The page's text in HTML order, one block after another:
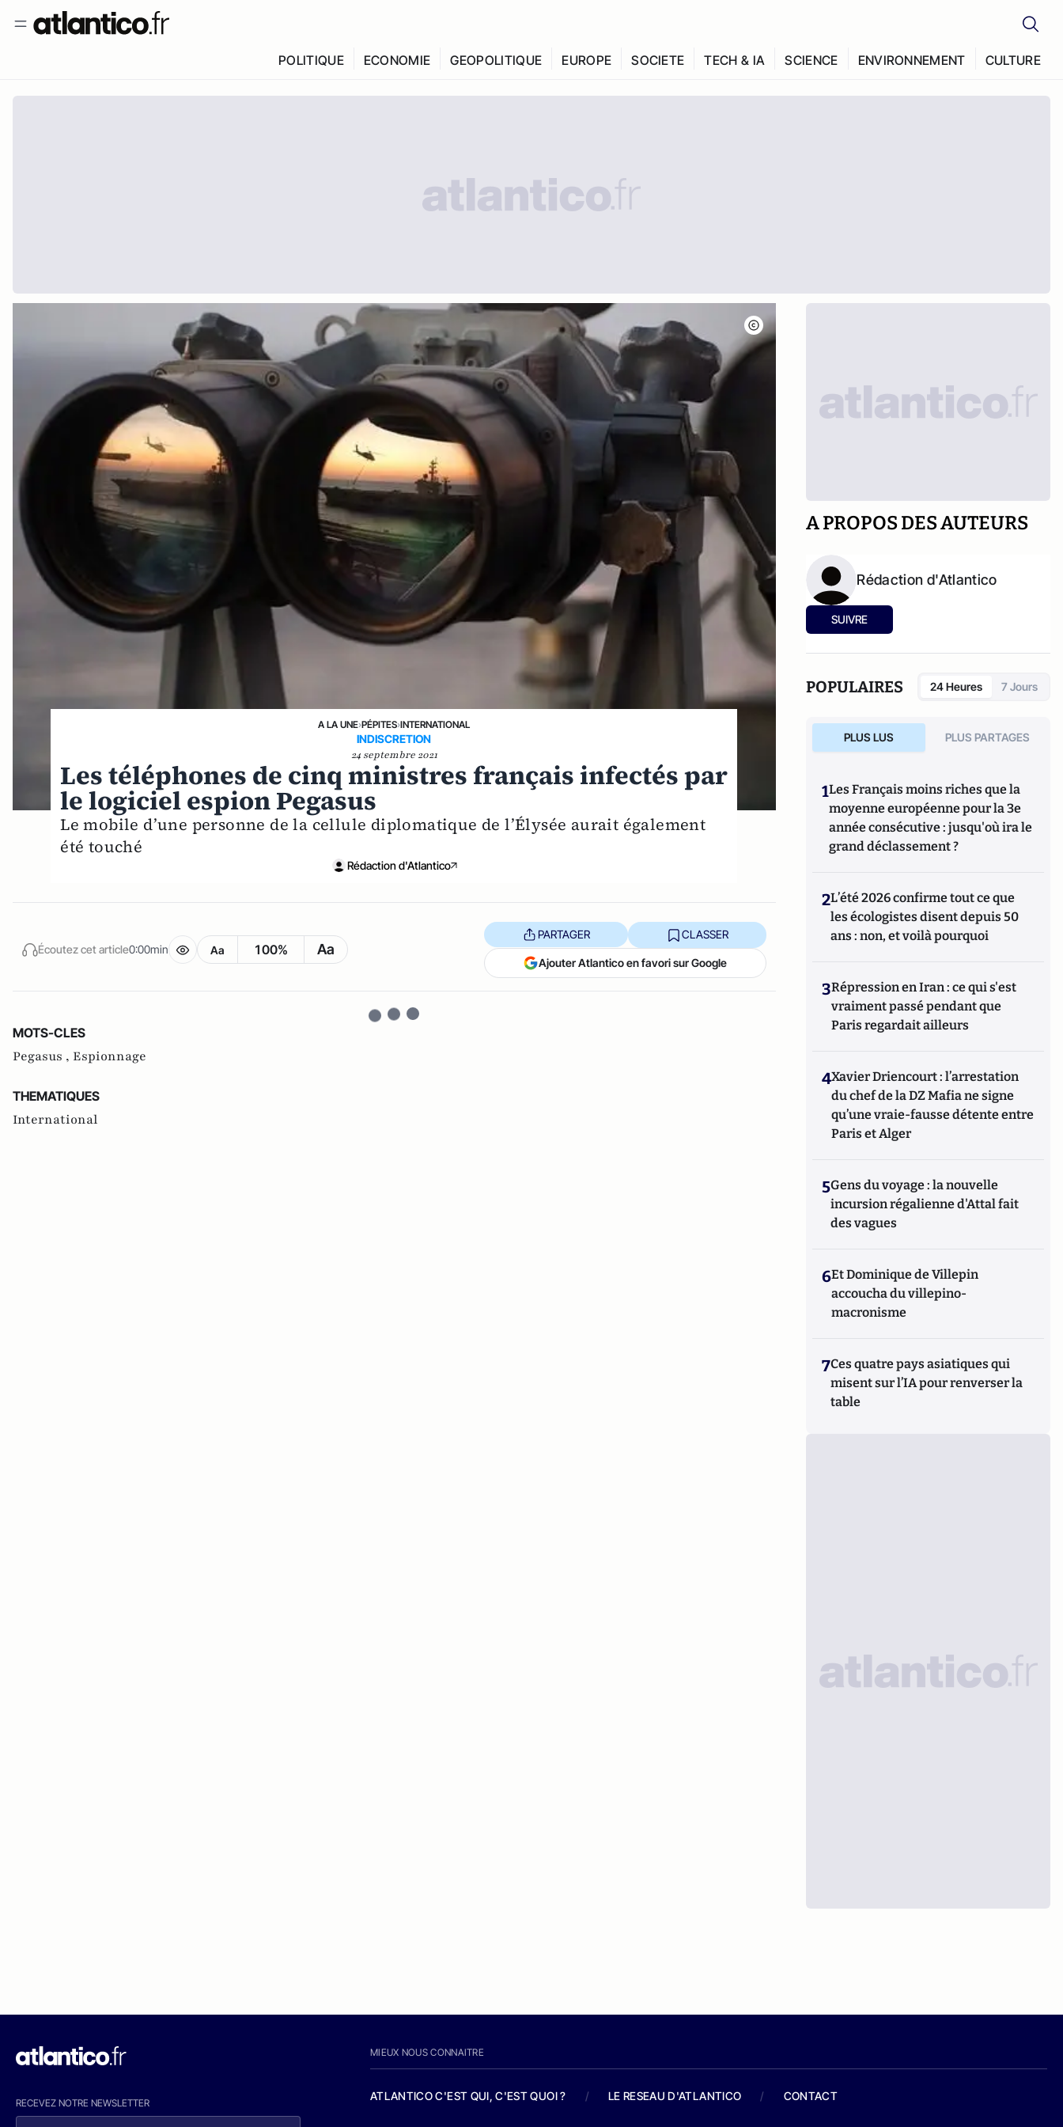
POLITIQUE ECONOMIE GEOPOLITIQUE EUROPE SOCIETE TECH & IA SCIENCE ENVIRONNEMENT CULTURE
A LA UNE›PÉPITES›INTERNATIONAL
INDISCRETION
24 septembre 2021
Les téléphones de cinq ministres français infectés par
le logiciel espion Pegasus
Le mobile d’une personne de la cellule diplomatique de l’Élysée aurait également
été touché
Rédaction d'Atlantico
Écoutez cet article0:00min Aa 100% Aa
PARTAGER CLASSER
Ajouter Atlantico en favori sur Google
MOTS-CLES
Pegasus , Espionnage
THEMATIQUES
International
A PROPOS DES AUTEURS
Rédaction d'Atlantico
SUIVRE
POPULAIRES 24 Heures 7 Jours
PLUS LUS PLUS PARTAGES
1Les Français moins riches que la
moyenne européenne pour la 3e
année consécutive : jusqu'où ira le
grand déclassement ?
2L’été 2026 confirme tout ce que
les écologistes disent depuis 50
ans : non, et voilà pourquoi
3Répression en Iran : ce qui s'est
vraiment passé pendant que
Paris regardait ailleurs
4Xavier Driencourt : l’arrestation
du chef de la DZ Mafia ne signe
qu’une vraie-fausse détente entre
Paris et Alger
5Gens du voyage : la nouvelle
incursion régalienne d'Attal fait
des vagues
6Et Dominique de Villepin
accoucha du villepino-
macronisme
7Ces quatre pays asiatiques qui
misent sur l’IA pour renverser la
table
RECEVEZ NOTRE NEWSLETTER
MIEUX NOUS CONNAITRE
ATLANTICO C'EST QUI, C'EST QUOI ? / LE RESEAU D'ATLANTICO / CONTACT